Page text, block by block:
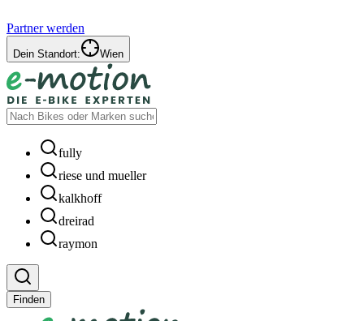
Partner werden
Dein Standort: Wien
fully
riese und mueller
kalkhoff
dreirad
raymon
Finden